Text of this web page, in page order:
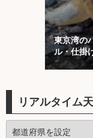
東京湾の
ル・仕掛
説】
リアルタイム